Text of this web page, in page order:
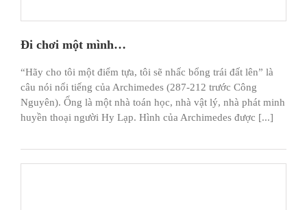
Đi chơi một mình…
“Hãy cho tôi một điểm tựa, tôi sẽ nhấc bổng trái đất lên” là
câu nói nổi tiếng của Archimedes (287-212 trước Công
Nguyên). Ổng là một nhà toán học, nhà vật lý, nhà phát minh
huyền thoại người Hy Lạp. Hình của Archimedes được [...]